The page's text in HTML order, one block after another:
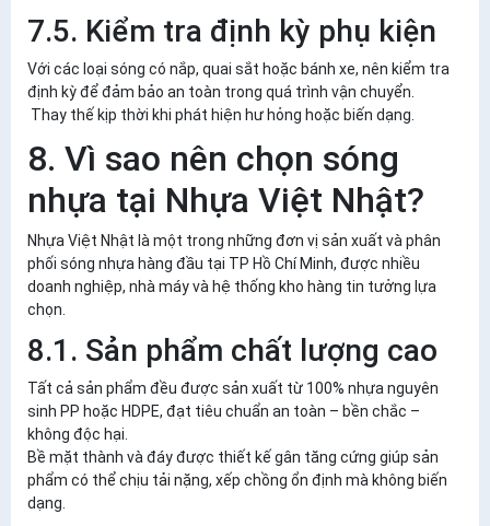
7.5. Kiểm tra định kỳ phụ kiện
Với các loại sóng có nắp, quai sắt hoặc bánh xe, nên kiểm tra
định kỳ để đảm bảo an toàn trong quá trình vận chuyển.
Thay thế kịp thời khi phát hiện hư hỏng hoặc biến dạng.
8. Vì sao nên chọn sóng
nhựa tại Nhựa Việt Nhật?
Nhựa Việt Nhật là một trong những đơn vị sản xuất và phân
phối sóng nhựa hàng đầu tại TP Hồ Chí Minh, được nhiều
doanh nghiệp, nhà máy và hệ thống kho hàng tin tưởng lựa
chọn.
8.1. Sản phẩm chất lượng cao
Tất cả sản phẩm đều được sản xuất từ 100% nhựa nguyên
sinh PP hoặc HDPE, đạt tiêu chuẩn an toàn – bền chắc –
không độc hại.
Bề mặt thành và đáy được thiết kế gân tăng cứng giúp sản
phẩm có thểchịu tải nặng, xếp chồng ổn định mà không biến
dạng.